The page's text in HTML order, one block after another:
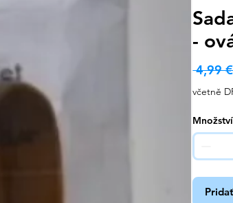
-
4,99
včetně
Množství